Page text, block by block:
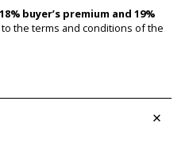
18% buyer’s premium and 19%
to the terms and conditions of the